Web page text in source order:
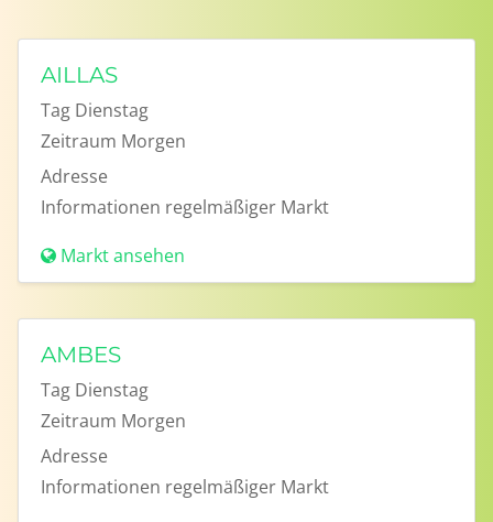
AILLAS
Tag Dienstag
Zeitraum Morgen
Adresse
Informationen regelmäßiger Markt
Markt ansehen
AMBES
Tag Dienstag
Zeitraum Morgen
Adresse
Informationen regelmäßiger Markt